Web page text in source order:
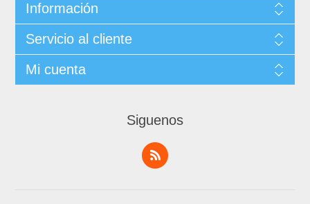
Información
Servicio al cliente
Mi cuenta
Siguenos